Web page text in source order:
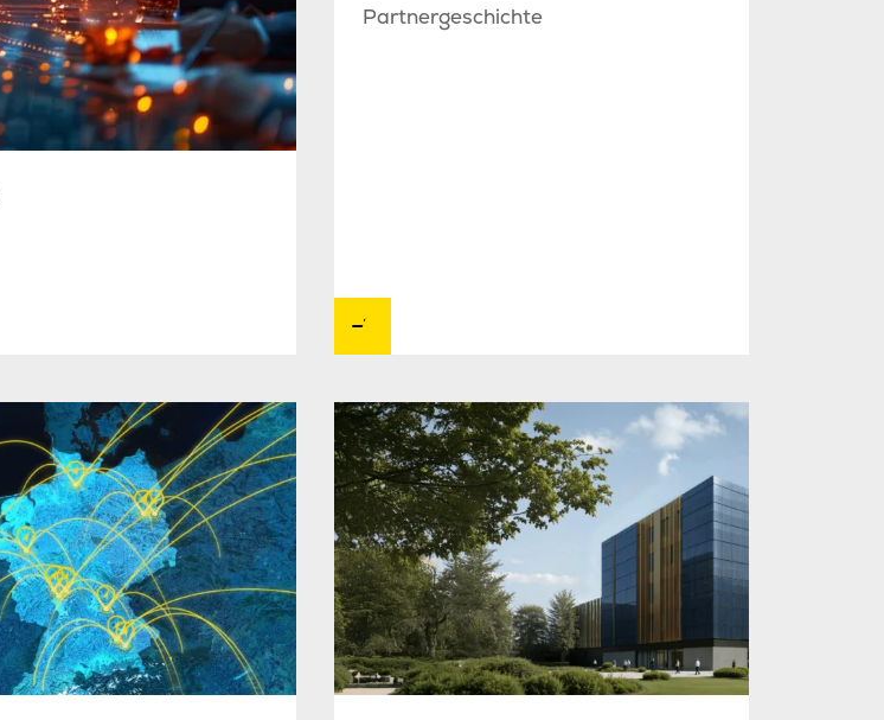
Partnergeschichte